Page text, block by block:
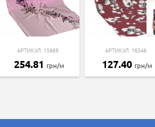
АРТИКУЛ: 15669
254.81 грн/м
АРТИКУЛ: 16546
127.40 грн/м